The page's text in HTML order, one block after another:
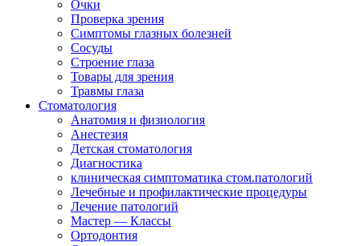
Очки
Проверка зрения
Симптомы глазных болезней
Сосуды
Строение глаза
Товары для зрения
Травмы глаза
Стоматология
Анатомия и физиология
Анестезия
Детская стоматология
Диагностика
клиническая симптоматика стом.патологий
Лечебные и профилактические процедуры
Лечение патологий
Мастер — Классы
Ортодонтия